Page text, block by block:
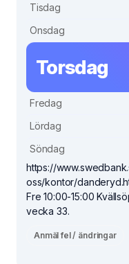
Tisdag
Onsdag
Torsdag
Fredag
Lördag
Söndag
https://
oss/kontor/
Fre 10:00-15:00
vecka 33.
Anmäl fel / ändringar